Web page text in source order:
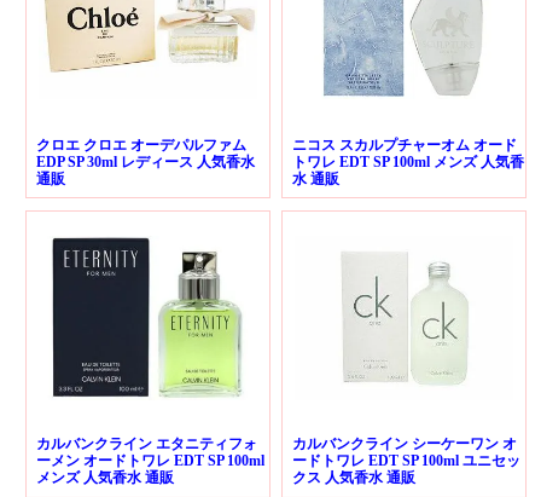
クロエ クロエ オーデパルファム
EDP SP 30ml レディース 人気香水
通販
ニコス スカルプチャーオム オード
トワレ EDT SP 100ml メンズ 人気香
水 通販
カルバンクライン エタニティフォ
ーメン オードトワレ EDT SP 100ml
メンズ 人気香水 通販
カルバンクライン シーケーワン オ
ードトワレ EDT SP 100ml ユニセッ
クス 人気香水 通販